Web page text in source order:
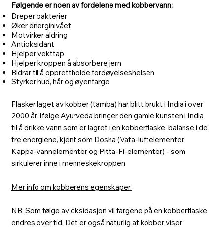
Følgende er noen av fordelene med kobbervann:
Dreper bakterier
Øker energinivået
Motvirker aldring
Antioksidant
Hjelper vekttap
Hjelper kroppen å absorbere jern
Bidrar til å opprettholde fordøyelseshelsen
Styrker hud, hår og øyenfarge
Flasker laget av kobber (tamba) har blitt brukt i India i over
2000 år. Ifølge Ayurveda bringer den gamle kunsten i India
til å drikke vann som er lagret i en kobberflaske, balanse i de
tre energiene, kjent som Dosha (Vata-luftelementer,
Kappa-vannelementer og Pitta-Fi-elementer) - som
sirkulerer inne i menneskekroppen
Mer info om kobberens egenskaper.
NB: Som følge av oksidasjon vil fargene på en kobberflaske
endres over tid. Det er også naturlig at kobber viser